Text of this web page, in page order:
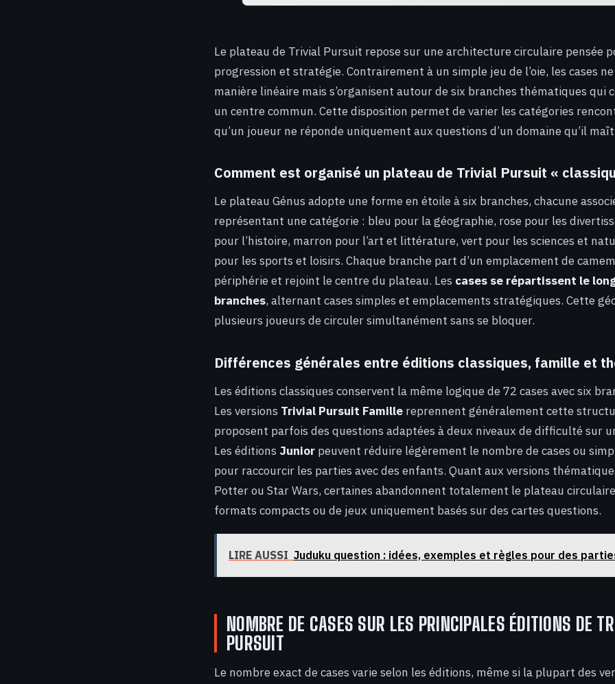
Le plateau de Trivial Pursuit repose sur une architecture circulaire pensée
progression et stratégie. Contrairement à un simple jeu de l’oie, les cases
manière linéaire mais s’organisent autour de six branches thématiques qui
un centre commun. Cette disposition permet de varier les catégories
qu’un joueur ne réponde uniquement aux questions d’un domaine qu’il
Comment est organisé un plateau de Trivial Pursuit «
Le plateau Génus adopte une forme en étoile à six branches, chacune
représentant une catégorie : bleu pour la géographie, rose pour les
pour l’histoire, marron pour l’art et littérature, vert pour les sciences et
pour les sports et loisirs. Chaque branche part d’un emplacement de
périphérie et rejoint le centre du plateau. Les cases se répartissent le
branches, alternant cases simples et emplacements stratégiques. Cette
plusieurs joueurs de circuler simultanément sans se bloquer.
Différences générales entre éditions classiques, famille et
Les éditions classiques conservent la même logique de 72 cases avec six
Les versions Trivial Pursuit Famille reprennent généralement cette
proposent parfois des questions adaptées à deux niveaux de difficulté sur
Les éditions Junior peuvent réduire légèrement le nombre de cases ou
pour raccourcir les parties avec des enfants. Quant aux versions
Potter ou Star Wars, certaines abandonnent totalement le plateau
formats compacts ou de jeux uniquement basés sur des cartes questions.
LIRE AUSSI Juduku question : idées, exemples et règles pour des
NOMBRE DE CASES SUR LES PRINCIPALES ÉDITIONS DE
PURSUIT
Le nombre exact de cases varie selon les éditions, même si la plupart des